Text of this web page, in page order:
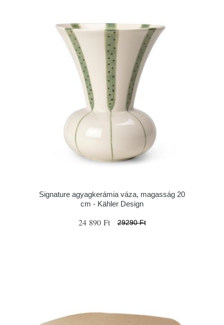
Signature agyagkerámia váza, magasság 20
cm - Kähler Design
24 890 Ft 29290 Ft